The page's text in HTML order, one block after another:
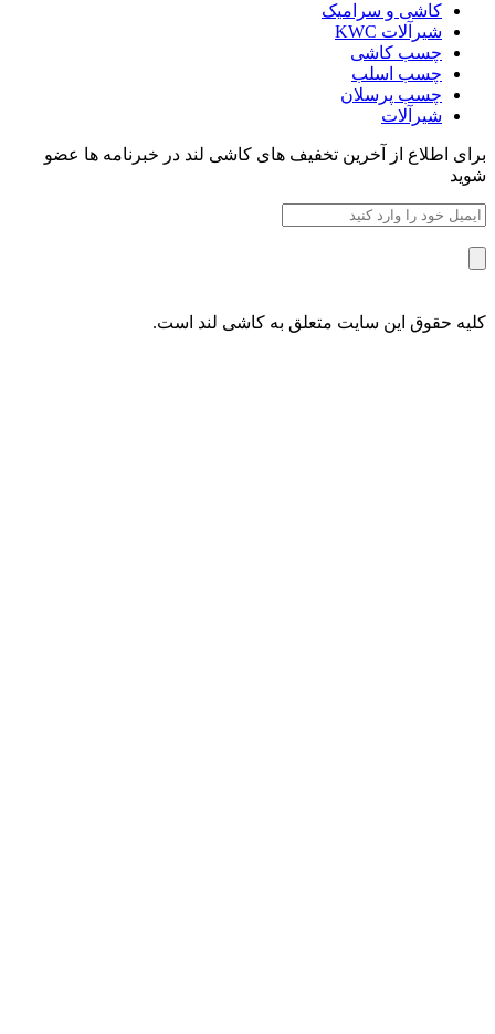
کاشی و سرامیک
شیرآلات KWC
چسب کاشی
چسب اسلب
چسب پرسلان
شیرآلات
برای اطلاع از آخرین تخفیف های کاشی لند در خبرنامه ها عضو
شوید
کلیه حقوق این سایت متعلق به کاشی لند است.